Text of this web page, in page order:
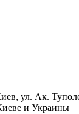
ул. Ак.
и Украины